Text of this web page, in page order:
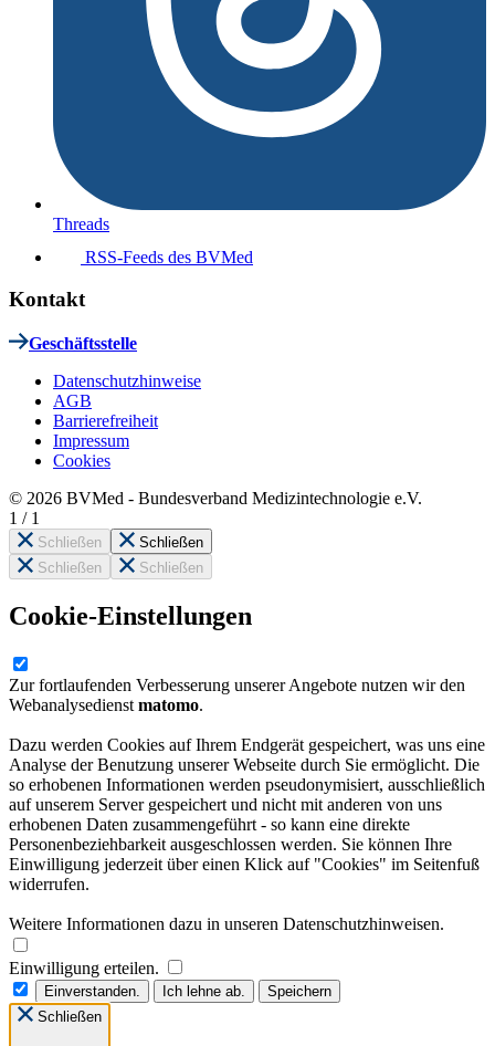
Threads
RSS-Feeds des BVMed
Kontakt
Geschäftsstelle
Datenschutzhinweise
AGB
Barrierefreiheit
Impressum
Cookies
© 2026 BVMed - Bundesverband Medizintechnologie e.V.
1 / 1
Schließen
Schließen
Schließen
Schließen
Cookie-Einstellungen
Zur fortlaufenden Verbesserung unserer Angebote nutzen wir den
Webanalysedienst matomo.
Dazu werden Cookies auf Ihrem Endgerät gespeichert, was uns eine
Analyse der Benutzung unserer Webseite durch Sie ermöglicht. Die
so erhobenen Informationen werden pseudonymisiert, ausschließlich
auf unserem Server gespeichert und nicht mit anderen von uns
erhobenen Daten zusammengeführt - so kann eine direkte
Personenbeziehbarkeit ausgeschlossen werden. Sie können Ihre
Einwilligung jederzeit über einen Klick auf "Cookies" im Seitenfuß
widerrufen.
Weitere Informationen dazu in unseren Datenschutzhinweisen.
Einwilligung erteilen.
Einverstanden. Ich lehne ab.
Speichern
Schließen